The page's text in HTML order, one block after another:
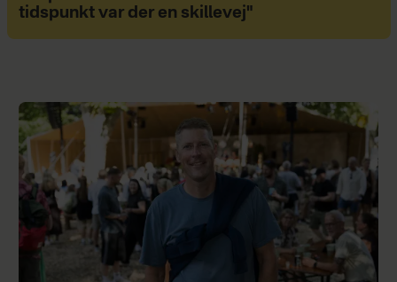
tidspunkt var der en skillevej"